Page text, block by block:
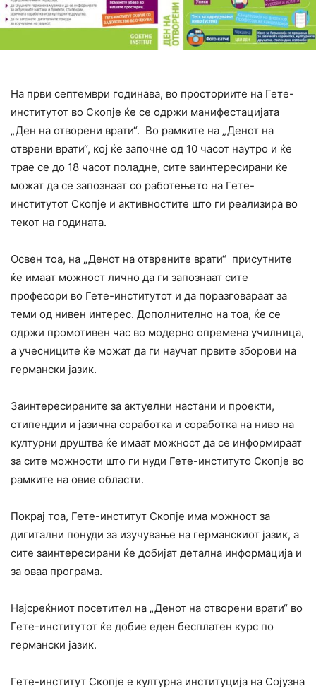
На први септември годинава, во просториите на Гете-
институтот во Скопје ќе се одржи манифестацијата
„Ден на отворени врати“. Во рамките на „Денот на
отврени врати“, кој ќе започне од 10 часот наутро и ќе
трае се до 18 часот поладне, сите заинтересирани ќе
можат да се запознаат со работењето на Гете-
институтот Скопје и активностите што ги реализира во
текот на годината.
Освен тоа, на „Денот на отврените врати“ присутните
ќе имаат можност лично да ги запознаат сите
професори во Гете-институтот и да поразговараат за
теми од нивен интерес. Дополнително на тоа, ќе се
одржи промотивен час во модерно опремена училница,
а учесниците ќе можат да ги научат првите зборови на
германски јазик.
Заинтересираните за актуелни настани и проекти,
стипендии и јазична соработка и соработка на ниво на
културни друштва ќе имаат можност да се информираат
за сите можности што ги нуди Гете-институто Скопје во
рамките на овие области.
Покрај тоа, Гете-институт Скопје има можност за
дигитални понуди за изучување на германскиот јазик, а
сите заинтересирани ќе добијат детална информација и
за оваа програма.
Најсреќниот посетител на „Денот на отворени врати“ во
Гете-институтот ќе добие еден бесплатен курс по
германски јазик.
Гете-институт Скопје е културна институција на Сојузна